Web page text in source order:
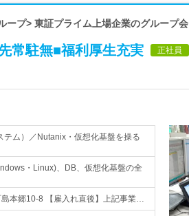
ープ> 東証プライム上場企業のグループ会
常駐無■福利厚生充実 正社員
ム）／Nutanix・仮想化基盤を操る
・Linux)、DB、仮想化基盤の全
島本郷10-8 【雇入れ直後】上記事業…